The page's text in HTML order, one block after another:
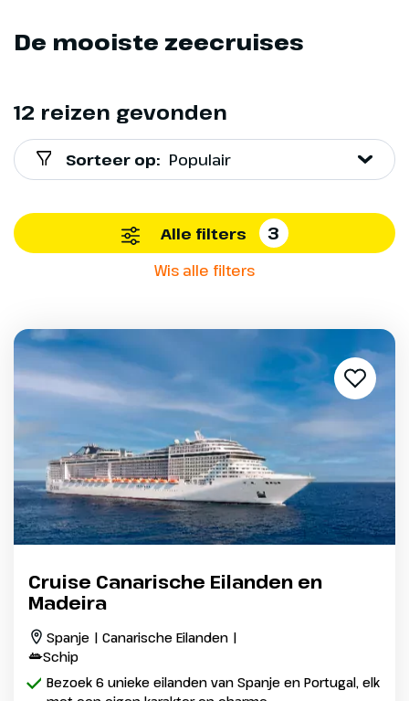
De mooiste zeecruises
12 reizen gevonden
Sorteer op: Populair
Alle filters 3
Wis alle filters
Cruise Canarische Eilanden en
Madeira
Spanje | Canarische Eilanden |
Schip
Bezoek 6 unieke eilanden van Spanje en Portugal, elk